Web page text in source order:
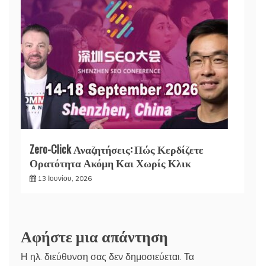
Zero-Click Αναζητήσεις: Πώς Κερδίζετε
Ορατότητα Ακόμη Και Χωρίς Κλικ
13 Ιουνίου, 2026
Αφήστε μια απάντηση
Η ηλ. διεύθυνση σας δεν δημοσιεύεται. Τα